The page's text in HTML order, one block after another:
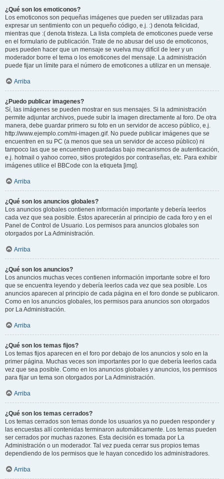
¿Qué son los emoticonos?
Los emoticonos son pequeñas imágenes que pueden ser utilizadas para
expresar un sentimiento con un pequeño código, e.j. :) denota felicidad,
mientras que :( denota tristeza. La lista completa de emoticones puede verse
en el formulario de publicación. Trate de no abusar del uso de emoticonos,
pues pueden hacer que un mensaje se vuelva muy difícil de leer y un
moderador borre el tema o los emoticones del mensaje. La administración
puede fijar un límite para el número de emoticones a utilizar en un mensaje.
Arriba
¿Puedo publicar imagenes?
Sí, las imágenes se pueden mostrar en sus mensajes. Si la administración
permite adjuntar archivos, puede subir la imagen directamente al foro. De otra
manera, debe guardar primero su foto en un servidor de acceso público, e.j.
http://www.ejemplo.com/mi-imagen.gif. No puede publicar imágenes que se
encuentren en su PC (a menos que sea un servidor de acceso público) ni
tampoco las que se encuentren guardadas bajo mecanismos de autenticación,
e.j. hotmail o yahoo correo, sitios protegidos por contraseñas, etc. Para exhibir
imágenes utilice el BBCode con la etiqueta [img].
Arriba
¿Qué son los anuncios globales?
Los anuncios globales contienen información importante y debería leerlos
cada vez que sea posible. Éstos aparecerán al principio de cada foro y en el
Panel de Control de Usuario. Los permisos para anuncios globales son
otorgados por La Administración.
Arriba
¿Qué son los anuncios?
Los anuncios muchas veces contienen información importante sobre el foro
que se encuentra leyendo y debería leerlos cada vez que sea posible. Los
anuncios aparecen al principio de cada página en el foro donde se publicaron.
Como en los anuncios globales, los permisos para anuncios son otorgados
por La Administración.
Arriba
¿Qué son los temas fijos?
Los temas fijos aparecen en el foro por debajo de los anuncios y solo en la
primer página. Muchas veces son importantes por lo que debería leerlos cada
vez que sea posible. Como en los anuncios globales y anuncios, los permisos
para fijar un tema son otorgados por La Administración.
Arriba
¿Qué son los temas cerrados?
Los temas cerrados son temas donde los usuarios ya no pueden responder y
las encuestas allí contenidas terminaron automáticamente. Los temas pueden
ser cerrados por muchas razones. Esta decisión es tomada por La
Administración o un moderador. Tal vez pueda cerrar sus propios temas
dependiendo de los permisos que le hayan concedido los administradores.
Arriba